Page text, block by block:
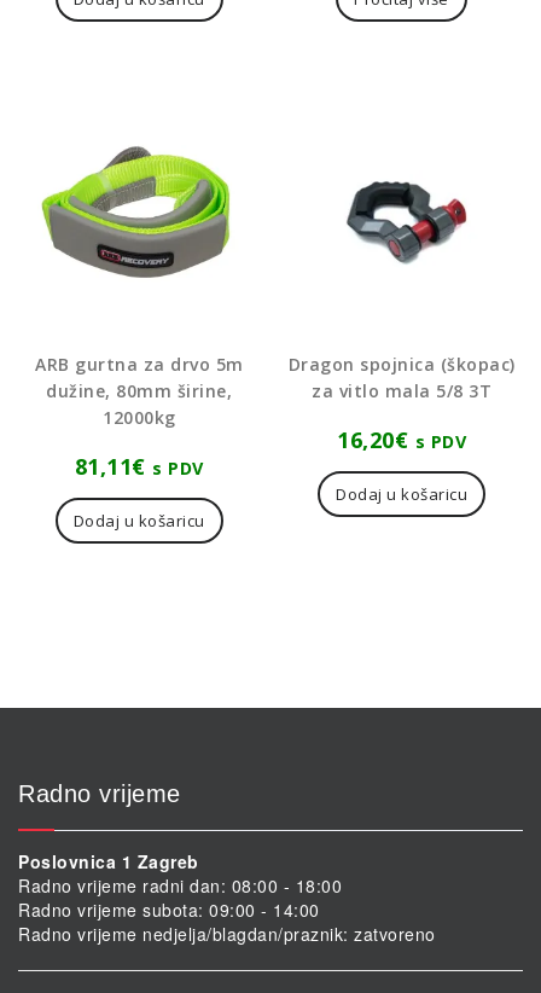
ARB gurtna za drvo 5m
dužine, 80mm širine,
12000kg
81,11€ s PDV
Dodaj u košaricu
Dragon spojnica (škopac)
za vitlo mala 5/8 3T
16,20€ s PDV
Dodaj u košaricu
Radno vrijeme
Poslovnica 1 Zagreb
Radno vrijeme radni dan: 08:00 - 18:00
Radno vrijeme subota: 09:00 - 14:00
Radno vrijeme nedjelja/blagdan/praznik: zatvoreno